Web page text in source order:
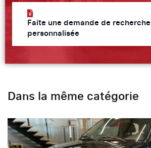
Faite une demande de recherche
personnalisée
Dans la même catégorie